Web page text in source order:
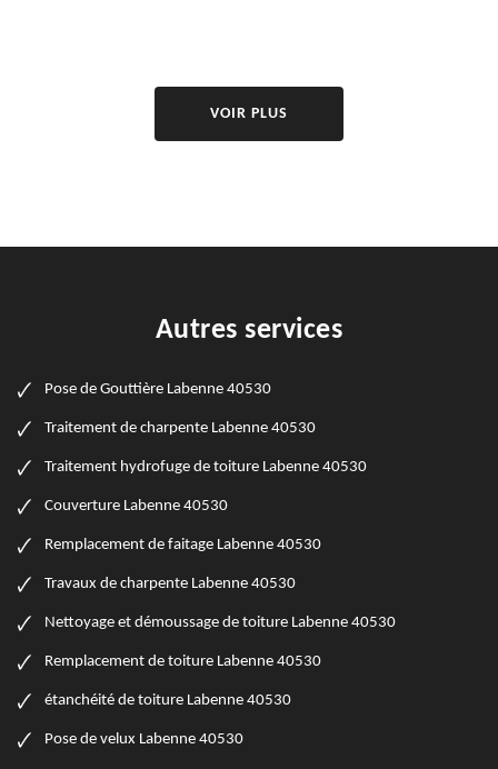
VOIR PLUS
Autres services
Pose de Gouttière Labenne 40530
Traitement de charpente Labenne 40530
Traitement hydrofuge de toiture Labenne 40530
Couverture Labenne 40530
Remplacement de faitage Labenne 40530
Travaux de charpente Labenne 40530
Nettoyage et démoussage de toiture Labenne 40530
Remplacement de toiture Labenne 40530
étanchéité de toiture Labenne 40530
Pose de velux Labenne 40530